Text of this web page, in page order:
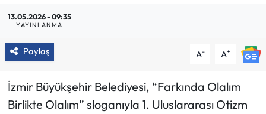
13.05.2026 - 09:35
YAYINLANMA
Paylaş A- A+
İzmir Büyükşehir Belediyesi, “Farkında Olalım
Birlikte Olalım” sloganıyla 1. Uluslararası Otizm